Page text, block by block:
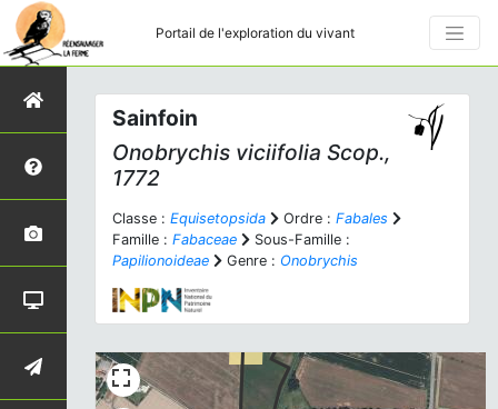
Portail de l'exploration du vivant
Sainfoin
Onobrychis viciifolia Scop.,
1772
Classe : Equisetopsida Ordre : Fabales
Famille : Fabaceae
Sous-Famille :
Papilionoideae
Genre : Onobrychis